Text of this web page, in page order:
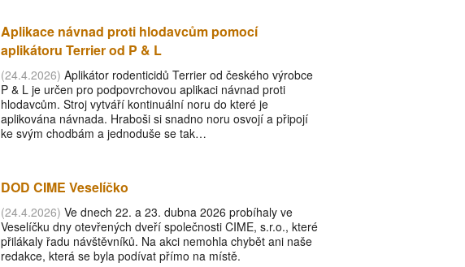
Aplikace návnad proti hlodavcům pomocí
aplikátoru Terrier od P & L
(24.4.2026) Aplikátor rodenticidů Terrier od českého výrobce
P & L je určen pro podpovrchovou aplikaci návnad proti
hlodavcům. Stroj vytváří kontinuální noru do které je
aplikována návnada. Hraboši si snadno noru osvojí a připojí
ke svým chodbám a jednoduše se tak…
DOD CIME Veselíčko
(24.4.2026) Ve dnech 22. a 23. dubna 2026 probíhaly ve
Veselíčku dny otevřených dveří společnosti CIME, s.r.o., které
přilákaly řadu návštěvníků. Na akci nemohla chybět ani naše
redakce, která se byla podívat přímo na místě.